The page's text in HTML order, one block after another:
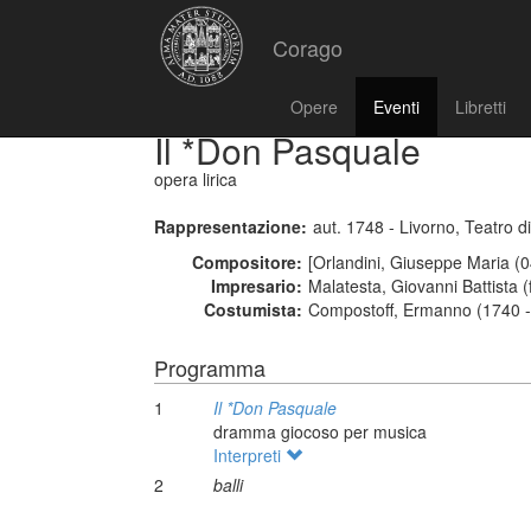
Corago
Opere Eventi Libretti
Il *Don Pasquale
opera lirica
Rappresentazione: aut. 1748 - Livorno, Teatro
Compositore: [Orlandini, Giuseppe Maria
Impresario: Malatesta, Giovanni Battista
Costumista: Compostoff, Ermanno (1740
Programma
1
Il *Don Pasquale
dramma giocoso per musica
Interpreti
2
balli